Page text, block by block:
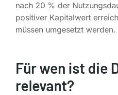
nach 20 % der
positiver Kapitalwert
müssen umgesetzt werden.
Für wen ist die
relevant?